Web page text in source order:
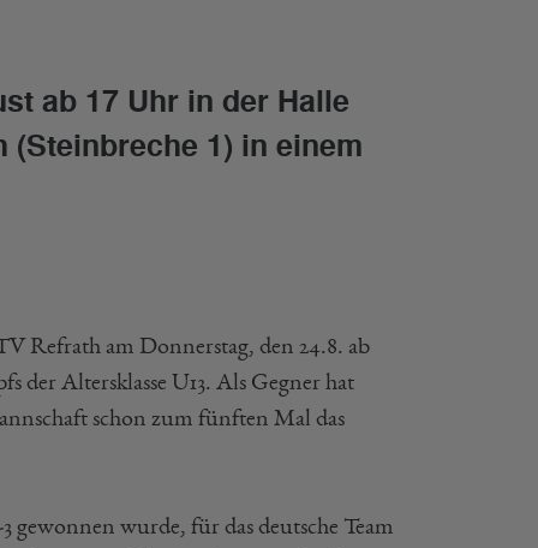
ab 17 Uhr in der Halle
1) in einem
Refrath am Donnerstag, den 24.8. ab
der Altersklasse U13. Als Gegner hat
schon zum fünften Mal das
gewonnen wurde, für das deutsche Team